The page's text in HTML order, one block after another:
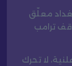
معلّق
ترامب
لا تحرك